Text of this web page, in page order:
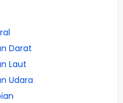
Darat
Laut
Udara